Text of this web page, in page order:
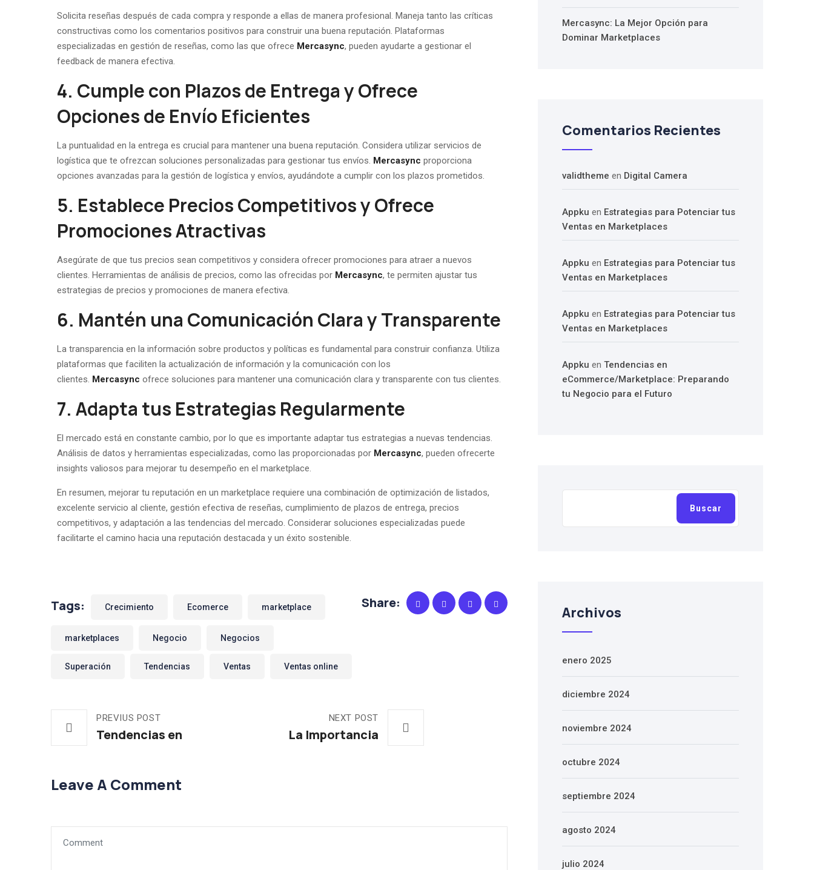
Solicita reseñas después de cada compra y responde a ellas de manera profesional. Maneja tanto las críticas
constructivas como los comentarios positivos para construir una buena reputación. Plataformas
especializadas en gestión de reseñas, como las que ofrece Mercasync, pueden ayudarte a gestionar el
feedback de manera efectiva.
4. Cumple con Plazos de Entrega y Ofrece
Opciones de Envío Eficientes
La puntualidad en la entrega es crucial para mantener una buena reputación. Considera utilizar servicios de
logística que te ofrezcan soluciones personalizadas para gestionar tus envíos. Mercasync proporciona
opciones avanzadas para la gestión de logística y envíos, ayudándote a cumplir con los plazos prometidos.
5. Establece Precios Competitivos y Ofrece
Promociones Atractivas
Asegúrate de que tus precios sean competitivos y considera ofrecer promociones para atraer a nuevos
clientes. Herramientas de análisis de precios, como las ofrecidas por Mercasync, te permiten ajustar tus
estrategias de precios y promociones de manera efectiva.
6. Mantén una Comunicación Clara y Transparente
La transparencia en la información sobre productos y políticas es fundamental para construir confianza. Utiliza
plataformas que faciliten la actualización de información y la comunicación con los
clientes. Mercasync ofrece soluciones para mantener una comunicación clara y transparente con tus clientes.
7. Adapta tus Estrategias Regularmente
El mercado está en constante cambio, por lo que es importante adaptar tus estrategias a nuevas tendencias.
Análisis de datos y herramientas especializadas, como las proporcionadas por Mercasync, pueden ofrecerte
insights valiosos para mejorar tu desempeño en el marketplace.
En resumen, mejorar tu reputación en un marketplace requiere una combinación de optimización de listados,
excelente servicio al cliente, gestión efectiva de reseñas, cumplimiento de plazos de entrega, precios
competitivos, y adaptación a las tendencias del mercado. Considerar soluciones especializadas puede
facilitarte el camino hacia una reputación destacada y un éxito sostenible.
Tags: Crecimiento Ecomerce marketplace
marketplaces Negocio Negocios
Superación Tendencias Ventas Ventas online
Share:
PREVIUS POST
Tendencias en
NEXT POST
La Importancia
Leave A Comment
Mercasync: La Mejor Opción para
Dominar Marketplaces
Comentarios Recientes
validtheme en Digital Camera
Appku en Estrategias para Potenciar tus
Ventas en Marketplaces
Appku en Estrategias para Potenciar tus
Ventas en Marketplaces
Appku en Estrategias para Potenciar tus
Ventas en Marketplaces
Appku en Tendencias en
eCommerce/Marketplace: Preparando
tu Negocio para el Futuro
Buscar
Archivos
enero 2025
diciembre 2024
noviembre 2024
octubre 2024
septiembre 2024
agosto 2024
julio 2024